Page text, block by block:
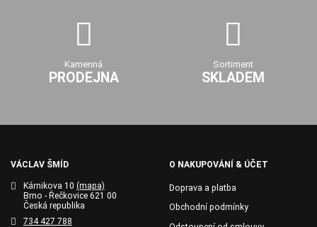
Kamenná
PRODEJNA
Sortiment
SKLADEM
VÁCLAV ŠMÍD
Kárnikova 10 (mapa)
Brno - Řečkovice 621 00
Česká republika
734 427 788
O NAKUPOVÁNÍ & ÚČET
Doprava a platba
Obchodní podmínky